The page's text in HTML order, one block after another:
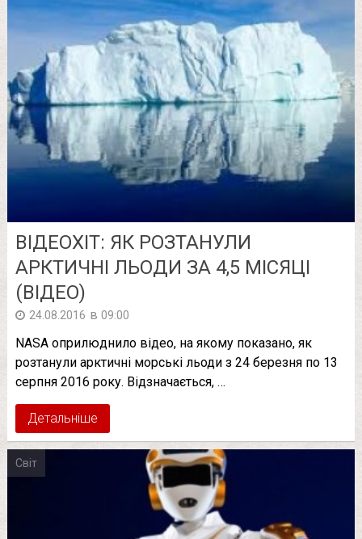
ВІДЕОХІТ: ЯК РОЗТАНУЛИ
АРКТИЧНІ ЛЬОДИ ЗА 4,5 МІСЯЦІ
(ВІДЕО)
24.08.2016 в 09:00
NASA оприлюднило відео, на якому показано, як
розтанули арктичні морські льоди з 24 березня по 13
серпня 2016 року. Відзначається, …
Детальніше
Світ